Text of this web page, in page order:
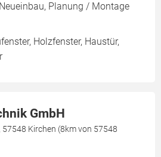
Planung / Montage
Holzfenster, Haustür,
GmbH
Kirchen (8km von 57548